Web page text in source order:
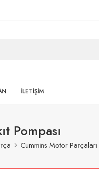
İLETİŞİM
Pompası
Cummins Motor Parçaları